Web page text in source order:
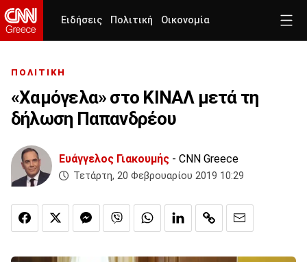
Ειδήσεις Πολιτική Οικονομία
ΠΟΛΙΤΙΚΗ
«Χαμόγελα» στο ΚΙΝΑΛ μετά τη
δήλωση Παπανδρέου
Ευάγγελος Γιακουμής - CNN Greece
Τετάρτη, 20 Φεβρουαρίου 2019 10:29